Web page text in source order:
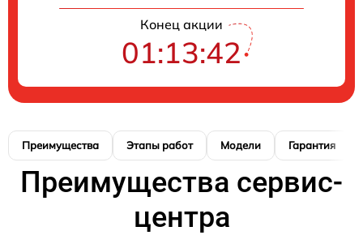
Конец акции
01:13:41
Преимущества Этапы работ Модели Гарантия
Преимущества сервис-
центра